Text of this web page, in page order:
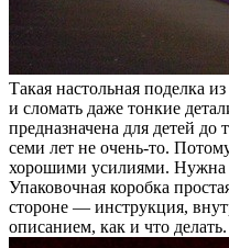
Такая настольная поделка
и сломать даже тонкие
предназначена для детей до
семи лет не очень-то.
хорошими усилиями. Нужна
Упаковочная коробка
стороне — инструкция,
описанием, как и что делать.